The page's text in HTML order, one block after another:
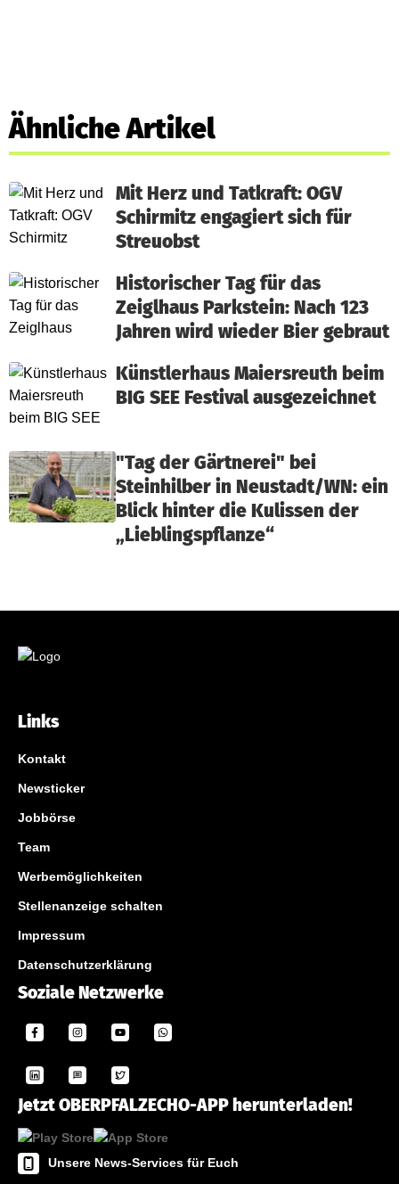
Ähnliche Artikel
Mit Herz und Tatkraft: OGV
Schirmitz engagiert sich für
Streuobst
Historischer Tag für das
Zeiglhaus Parkstein: Nach 123
Jahren wird wieder Bier gebraut
Künstlerhaus Maiersreuth beim
BIG SEE Festival ausgezeichnet
"Tag der Gärtnerei" bei
Steinhilber in Neustadt/WN: ein
Blick hinter die Kulissen der
„Lieblingspflanze“
Links
Kontakt
Newsticker
Jobbörse
Team
Werbemöglichkeiten
Stellenanzeige schalten
Impressum
Datenschutzerklärung
Soziale Netzwerke
Jetzt OBERPFALZECHO-APP herunterladen!
Unsere News-Services für Euch